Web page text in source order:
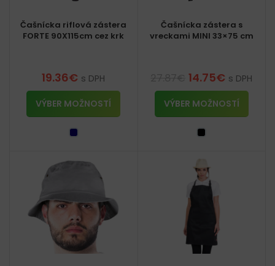
Čašnícka riflová zástera
FORTE 90X115cm cez krk
19.36€ s DPH
VÝBER MOŽNOSTÍ
Čašnícka zástera s
vreckami MINI 33×75 cm
14.75€ s DPH
VÝBER MOŽNOSTÍ